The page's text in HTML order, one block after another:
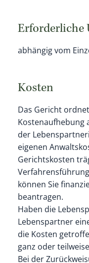
Erforderliche
abhängig vom
Kosten
Das Gericht
Kostenaufhebung
der
eigenen
Gerichtskosten
können Sie
beantragen.
Haben die
Lebenspartner
die Kosten
ganz oder
Bei der